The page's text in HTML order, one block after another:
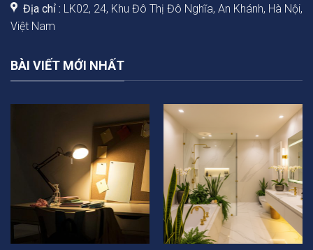
Địa chỉ : LK02, 24, Khu Đô Thị Đô Nghĩa, An Khánh, Hà Nội,
Việt Nam
BÀI VIẾT MỚI NHẤT